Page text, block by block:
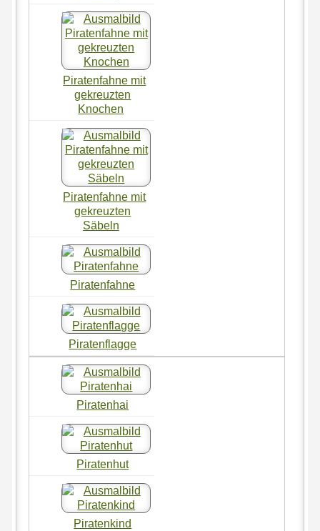
Piratenfahne mit
gekreuzten
Knochen
Piratenfahne mit
gekreuzten
Säbeln
Piratenfahne
Piratenflagge
Piratenhai
Piratenhut
Piratenkind